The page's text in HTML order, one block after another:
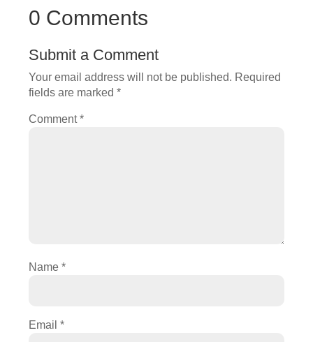
0 Comments
Submit a Comment
Your email address will not be published. Required
fields are marked*
Comment*
Name*
Email*